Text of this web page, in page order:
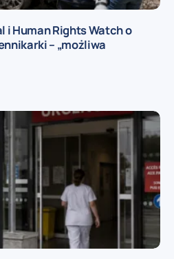
Human Rights Watch o
– „możliwa